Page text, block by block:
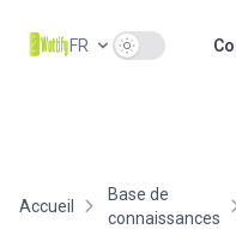
FR Use setting
Accueil
Base de
connaissances